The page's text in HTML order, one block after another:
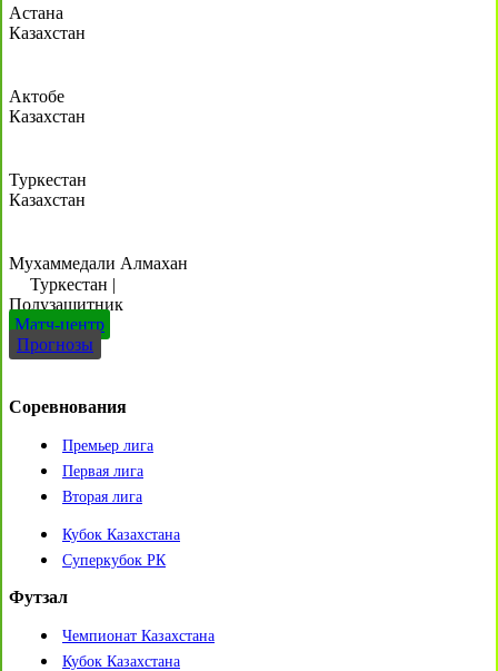
Астана
Казахстан
Актобе
Казахстан
Туркестан
Казахстан
Мухаммедали Алмахан
Туркестан |
Полузащитник
Матч-центр
Прогнозы
Соревнования
Премьер лига
Первая лига
Вторая лига
Кубок Казахстана
Суперкубок РК
Футзал
Чемпионат Казахстана
Кубок Казахстана